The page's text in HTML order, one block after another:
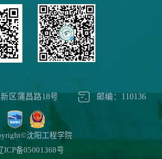
区蒲昌路18号 邮编：110136
沈阳工程学院
ICP备05001368号